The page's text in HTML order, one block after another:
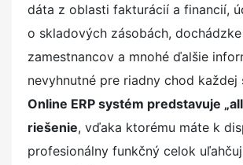
dáta z oblasti fakturácií a financií,
o skladových zásobách, dochádzke
zamestnancov a mnohé ďalšie
nevyhnutné pre riadny chod každej
Online ERP systém predstavuje
riešenie, vďaka ktorému máte k
profesionálny funkčný celok